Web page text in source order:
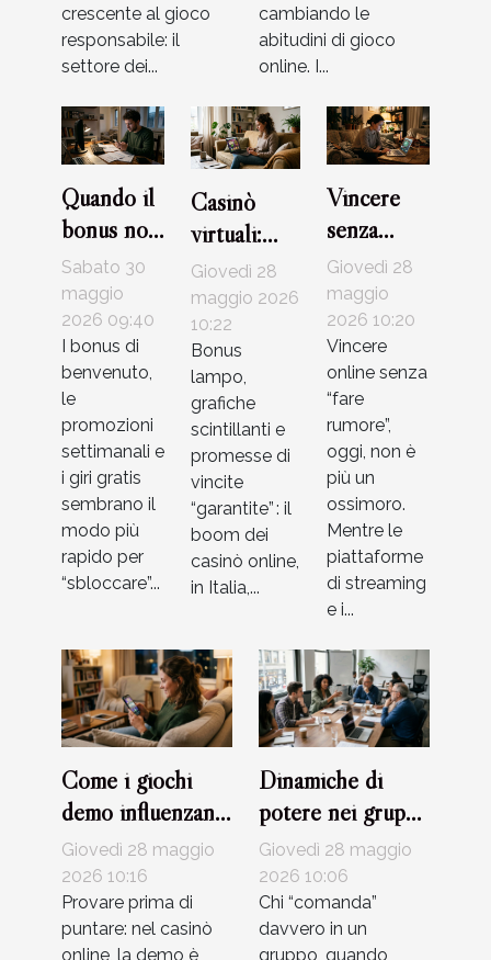
crescente al gioco
responsabile: il
settore dei...
cambiando le
abitudini di gioco
online. I...
Quando il
bonus non
basta: casi
reali di
giocatori e
soluzioni
Sabato 30
maggio
2026 09:40
I bonus di
benvenuto,
le
promozioni
settimanali e
i giri gratis
sembrano il
modo più
rapido per
“sbloccare”...
Casinò
virtuali:
come
riconoscere
le trappole
più sottili
della rete
Giovedì 28
maggio 2026
10:22
Bonus
lampo,
grafiche
scintillanti e
promesse di
vincite
“garantite” : il
boom dei
casinò online,
in Italia,...
Vincere
senza
postare:
storie vere
di
strategia
silenziosa
nei casinò
online
Giovedì 28
maggio
2026 10:20
Vincere
online senza
“fare
rumore”,
oggi, non è
più un
ossimoro.
Mentre le
piattaforme
di streaming
e i...
Come i giochi
demo influenzano
le decisioni nel
casinò online
Giovedì 28 maggio
2026 10:16
Provare prima di
puntare: nel casinò
online, la demo è
Dinamiche di
potere nei gruppi:
chi decide
davvero?
Giovedì 28 maggio
2026 10:06
Chi “comanda”
davvero in un
gruppo, quando